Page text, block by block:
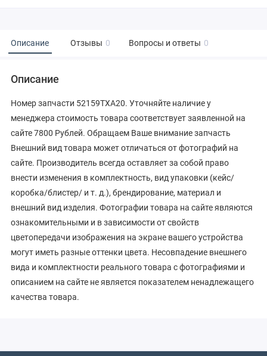
Описание Отзывы 0 Вопросы и ответы 0
Описание
Номер запчасти 52159TXA20. Уточняйте наличие у
менеджера стоимость товара соответствует заявленной на
сайте 7800 Рублей. Обращаем Ваше внимание запчасть
Внешний вид товара может отличаться от фотографий на
сайте. Производитель всегда оставляет за собой право
внести изменения в комплектность, вид упаковки (кейс/
коробка/блистер/ и т. д.), брендирование, материал и
внешний вид изделия. Фотографии товара на сайте являются
ознакомительными и в зависимости от свойств
цветопередачи изображения на экране вашего устройства
могут иметь разные оттенки цвета. Несовпадение внешнего
вида и комплектности реального товара с фотографиями и
описанием на сайте не является показателем ненадлежащего
качества товара.